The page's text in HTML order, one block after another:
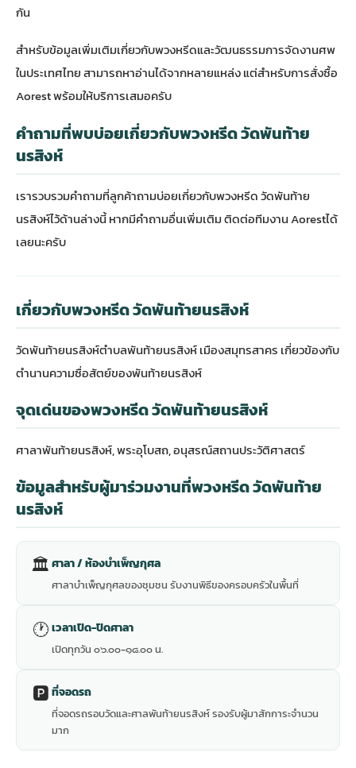
กัน
สำหรับข้อมูลเพิ่มเติมเกี่ยวกับพวงหรีดและวัฒนธรรมการจัดงานศพ
ในประเทศไทย สามารถหาอ่านได้จากหลายแหล่ง แต่สำหรับการสั่งซื้อ
Aorestพร้อมให้บริการเสมอครับ
คำถามที่พบบ่อยเกี่ยวกับพวงหรีด วัดพันท้าย
นรสิงห์
เรารวบรวมคำถามที่ลูกค้าถามบ่อยเกี่ยวกับพวงหรีด วัดพันท้าย
นรสิงห์ไว้ด้านล่างนี้ หากมีคำถามอื่นเพิ่มเติม ติดต่อทีมงาน Aorestได้
เลยนะครับ
เกี่ยวกับพวงหรีด วัดพันท้ายนรสิงห์
วัดพันท้ายนรสิงห์ตำบลพันท้ายนรสิงห์ เมืองสมุทรสาคร เกี่ยวข้องกับ
ตำนานความซื่อสัตย์ของพันท้ายนรสิงห์
จุดเด่นของพวงหรีด วัดพันท้ายนรสิงห์
ศาลาพันท้ายนรสิงห์, พระอุโบสถ, อนุสรณ์สถานประวัติศาสตร์
ข้อมูลสำหรับผู้มาร่วมงานที่พวงหรีด วัดพันท้าย
นรสิงห์
🏛 ศาลา / ห้องบำเพ็ญกุศล
ศาลาบำเพ็ญกุศลของชุมชน รับงานพิธีของครอบครัวในพื้นที่
🕐 เวลาเปิด-ปิดศาลา
เปิดทุกวัน ๐๖.๐๐-๑๘.๐๐ น.
🅿️ ที่จอดรถ
ที่จอดรถรอบวัดและศาลพันท้ายนรสิงห์ รองรับผู้มาสักการะจำนวน
มาก